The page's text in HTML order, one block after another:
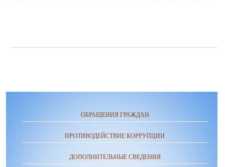
ОБРАЩЕНИЯ ГРАЖДАН
ПРОТИВОДЕЙСТВИЕ КОРРУПЦИИ
ДОПОЛНИТЕЛЬНЫЕ СВЕДЕНИЯ